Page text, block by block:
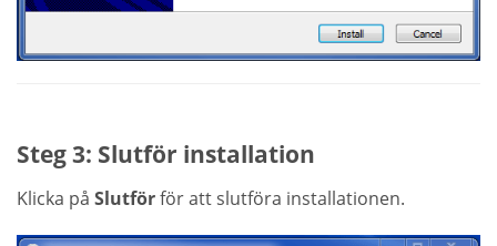
Steg 3: Slutför installation
Klicka på Slutförför att slutföra installationen.